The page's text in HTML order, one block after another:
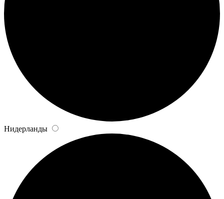
Нидерланды